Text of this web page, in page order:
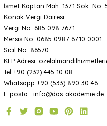
İsmet Kaptan Mah. 1371 Sok.
Konak Vergi Dairesi
Vergi No: 685 098 7671
Mersis No: 0685 0987 6710 0001
Sicil No: 86570
KEP Adresi:
Tel +90 (232) 445 10 08
Whatsapp +90 (533) 890 30 46
E-posta : info@das-akademie.de